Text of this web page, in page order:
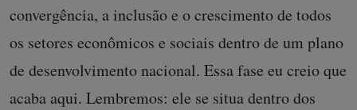
convergência, a inclusão e o crescimento de todos
os setores econômicos e sociais dentro de um plano
de desenvolvimento nacional. Essa fase eu creio que
acaba aqui. Lembremos: ele se situa dentro dos